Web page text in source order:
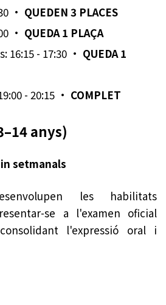
· QUEDEN 3 PLACES
· QUEDA 1 PLAÇA
16:15 - 17:30 · QUEDA 1
- 20:15 · COMPLET
anys)
setmanals
les habilitats
se a l'examen oficial
l'expressió oral i